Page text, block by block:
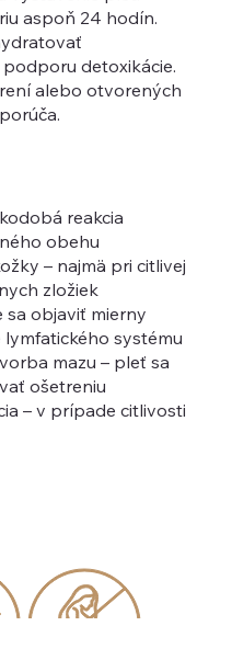
aspoň 24 hodín.
detoxikácie.
alebo otvorených
reakcia
obehu
– najmä pri citlivej
zložiek
sa objaviť mierny
systému
mazu – pleť sa
ošetreniu
– v prípade citlivosti